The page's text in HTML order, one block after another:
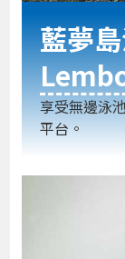
藍夢
享受無邊泳
平台。